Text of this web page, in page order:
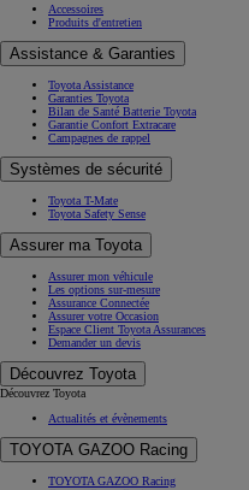
Accessoires
Produits d'entretien
Assistance & Garanties
Toyota Assistance
Garanties Toyota
Bilan de Santé Batterie Toyota
Garantie Confort Extracare
Campagnes de rappel
Systèmes de sécurité
Toyota T-Mate
Toyota Safety Sense
Assurer ma Toyota
Assurer mon véhicule
Les options sur-mesure
Assurance Connectée
Assurer votre Occasion
Espace Client Toyota Assurances
Demander un devis
Découvrez Toyota
Découvrez Toyota
Actualités et évènements
TOYOTA GAZOO Racing
TOYOTA GAZOO Racing